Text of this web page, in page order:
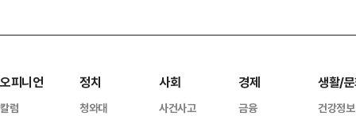
오피니언
칼럼
정치
청와대
사회
사건사고
경제
금융
생활/
건강정보